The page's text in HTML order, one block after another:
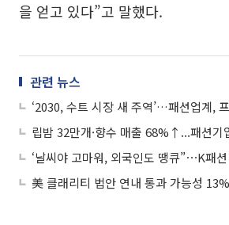
을 얻고 있다”고 말했다.
관련 뉴스